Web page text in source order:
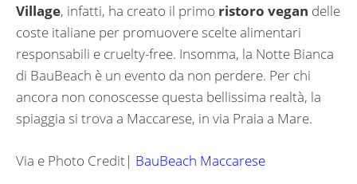
Village, infatti, ha creato il primo ristoro vegan delle
coste italiane per promuovere scelte alimentari
responsabili e cruelty-free. Insomma, la Notte Bianca
di BauBeach è un evento da non perdere. Per chi
ancora non conoscesse questa bellissima realtà, la
spiaggia si trova a Maccarese, in via Praia a Mare.
Via e Photo Credit| BauBeach Maccarese